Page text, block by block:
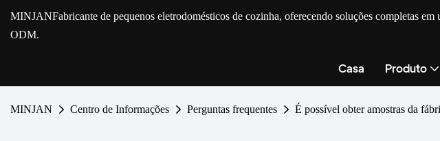
MINJANFabricante de pequenos eletrodomésticos de cozinha, oferecendo soluções completas
ODM.
Casa Produto
MINJAN Centro de Informações Perguntas frequentes É possível obter amostras da